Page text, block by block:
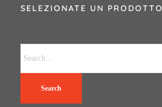
SELEZIONATE UN PRODOTTO
Search